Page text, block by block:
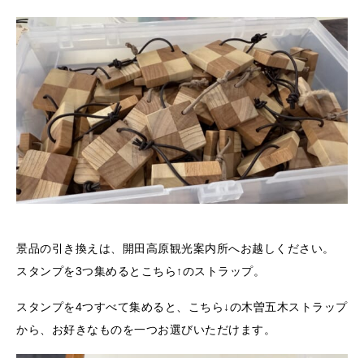
景品の引き換えは、開田高原観光案内所へお越しください。
スタンプを3つ集めるとこちら↑のストラップ。
スタンプを4つすべて集めると、こちら↓の木曽五木ストラップ
から、お好きなものを一つお選びいただけます。